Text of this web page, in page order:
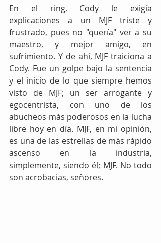
En el ring, Cody le exigía
explicaciones a un MJF triste y
frustrado, pues no "quería" ver a su
maestro, y mejor amigo, en
sufrimiento. Y de ahí, MJF traiciona a
Cody. Fue un golpe bajo la sentencia
y el inicio de lo que siempre hemos
visto de MJF; un ser arrogante y
egocentrista, con uno de los
abucheos más poderosos en la lucha
libre hoy en día. MJF, en mi opinión,
es una de las estrellas de más rápido
ascenso en la industria,
simplemente, siendo él; MJF. No todo
son acrobacias, señores.